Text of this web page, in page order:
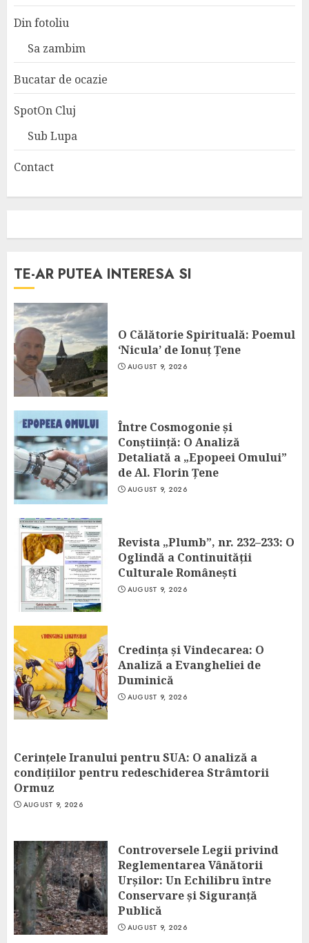
Din fotoliu
Sa zambim
Bucatar de ocazie
SpotOn Cluj
Sub Lupa
Contact
TE-AR PUTEA INTERESA SI
O Călătorie Spirituală: Poemul
‘Nicula’ de Ionuț Țene
AUGUST 9, 2026
Între Cosmogonie și
Conștiință: O Analiză
Detaliată a „Epopeei Omului”
de Al. Florin Țene
AUGUST 9, 2026
Revista „Plumb”, nr. 232–233: O
Oglindă a Continuității
Culturale Românești
AUGUST 9, 2026
Credința și Vindecarea: O
Analiză a Evangheliei de
Duminică
AUGUST 9, 2026
Cerințele Iranului pentru SUA: O analiză a
condițiilor pentru redeschiderea Strâmtorii
Ormuz
AUGUST 9, 2026
Controversele Legii privind
Reglementarea Vânătorii
Urșilor: Un Echilibru între
Conservare și Siguranță
Publică
AUGUST 9, 2026